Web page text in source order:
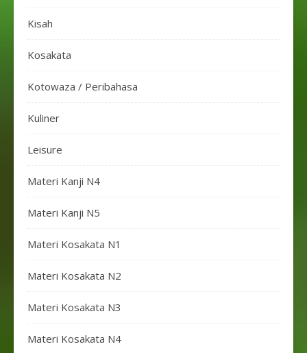
Kisah
Kosakata
Kotowaza / Peribahasa
Kuliner
Leisure
Materi Kanji N4
Materi Kanji N5
Materi Kosakata N1
Materi Kosakata N2
Materi Kosakata N3
Materi Kosakata N4